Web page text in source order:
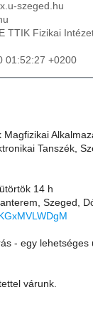
szeged.hu
TTIK Fizikai
01:52:27 +0200
Tanszék,
14 h
Szeged,
- egy lehetséges
várunk.